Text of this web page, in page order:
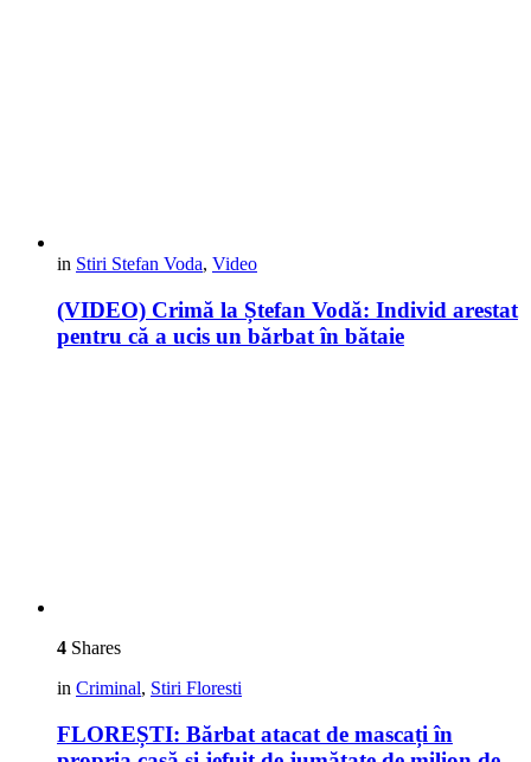
in Stiri Stefan Voda, Video
(VIDEO) Crimă la Ștefan Vodă: Individ arestat
pentru că a ucis un bărbat în bătaie
4 Shares
in Criminal, Stiri Floresti
FLOREȘTI: Bărbat atacat de mascați în